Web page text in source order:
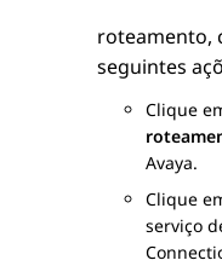
roteamento,
seguintes
Clique
Avaya.
Clique
serviço